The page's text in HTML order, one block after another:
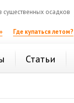
существенных осадков
Где купаться летом?
Статьи